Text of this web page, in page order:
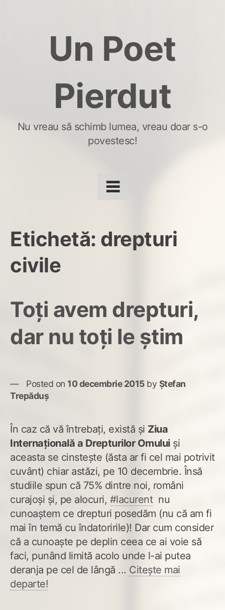
Un Poet
Pierdut
Nu vreau să schimb lumea, vreau doar s-o
povestesc!
Etichetă: drepturi
civile
Toți avem drepturi,
dar nu toți le știm
Posted on 10 decembrie 2015by Ștefan
Trepăduș
În caz că vă întrebați, există și Ziua
Internațională a Drepturilor Omuluiși
aceasta se cinstește (ăsta ar fi cel mai potrivit
cuvânt) chiar astăzi, pe 10 decembrie. Însă
studiile spun că 75% dintre noi, români
curajoși și, pe alocuri, #lacurentnu
cunoaștem ce drepturi posedăm (nu că am fi
mai în temă cu îndatoririle)! Dar cum consider
că a cunoaște pe deplin ceea ce ai voie să
faci, punând limită acolo unde l-ai putea
deranja pe cel de lângă ... Citește mai
departe!